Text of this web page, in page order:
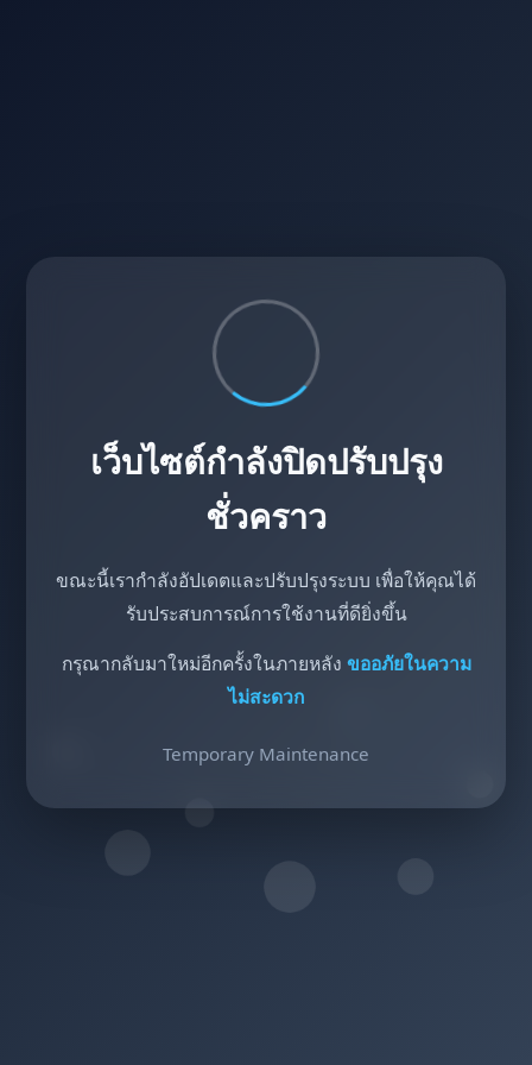
เว็บไซต์กำลังปิดปรับปรุง
ชั่วคราว
ขณะนี้เรากำลังอัปเดตและปรับปรุงระบบ เพื่อให้คุณได้
รับประสบการณ์การใช้งานที่ดียิ่งขึ้น
กรุณากลับมาใหม่อีกครั้งในภายหลัง ขออภัยในความ
ไม่สะดวก
Temporary Maintenance